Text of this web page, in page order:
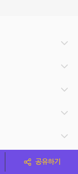
공유하기